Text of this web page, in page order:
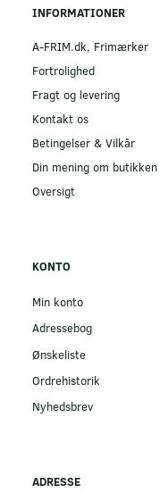
INFORMATIONER
A-FRIM.dk, Frimærker
Fortrolighed
Fragt og levering
Kontakt os
Betingelser & Vilkår
Din mening om butikken
Oversigt
KONTO
Min konto
Adressebog
Ønskeliste
Ordrehistorik
Nyhedsbrev
ADRESSE